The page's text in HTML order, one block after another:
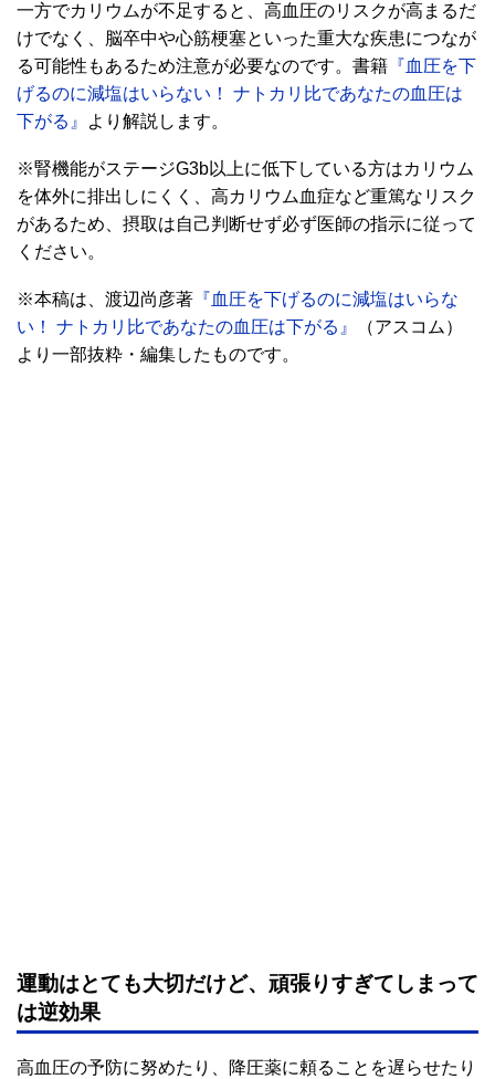
一方でカリウムが不足すると、高血圧のリスクが高まるだ
けでなく、脳卒中や心筋梗塞といった重大な疾患につなが
る可能性もあるため注意が必要なのです。書籍 『血圧を下
げるのに減塩はいらない！ ナトカリ比であなたの血圧は
下がる』
より解説します。
※腎機能がステージG3b以上に低下している方はカリウム
を体外に排出しにくく、高カリウム血症など重篤なリスク
があるため、摂取は自己判断せず必ず医師の指示に従って
ください。
※本稿は、渡辺尚彦著 『血圧を下げるのに減塩はいらな
い！ ナトカリ比であなたの血圧は下がる』
（アスコム）
より一部抜粋・編集したものです。
運動はとても大切だけど、頑張りすぎてしまって
は逆効果
高血圧の予防に努めたり、降圧薬に頼ることを遅らせたり